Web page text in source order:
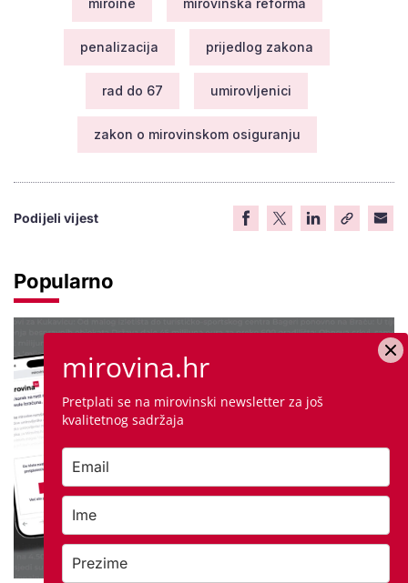
miroine mirovinska reforma
penalizacija prijedlog zakona
rad do 67 umirovljenici
zakon o mirovinskom osiguranju
Podijeli vijest
Popularno
mirovina.hr
Pretplati se na mirovinski newsletter za još
kvalitetnog sadržaja